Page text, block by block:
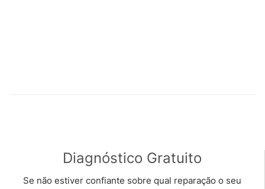
Diagnóstico Gratuito
Se não estiver confiante sobre qual reparação o seu